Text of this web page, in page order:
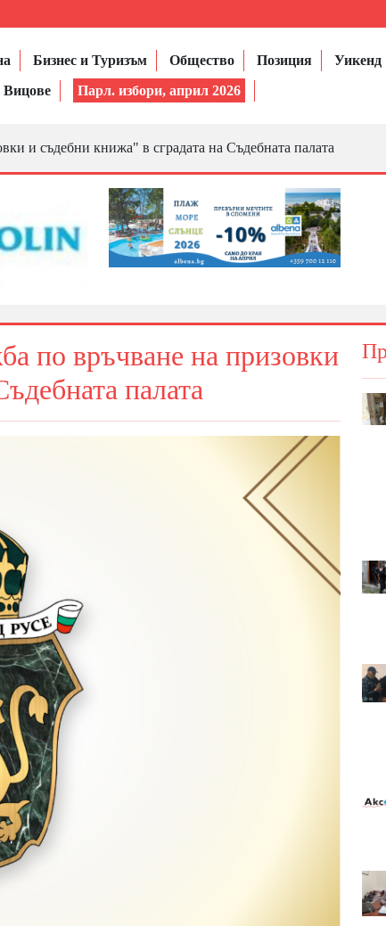
Бизнес и Туризъм Общество Позиция Уикенд
Вицове Парл. избори, април 2026
и съдебни книжа" в сградата на Съдебната палата
по връчване на призовки
палата